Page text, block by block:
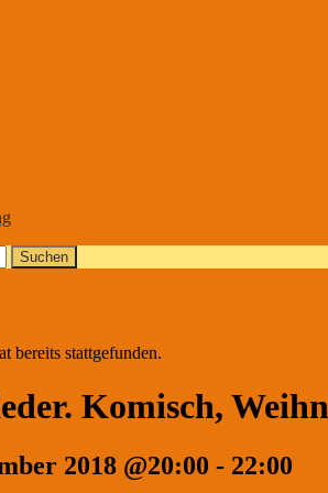
bereits stattgefunden.
Komisch,
2018 @20:00 - 22:00